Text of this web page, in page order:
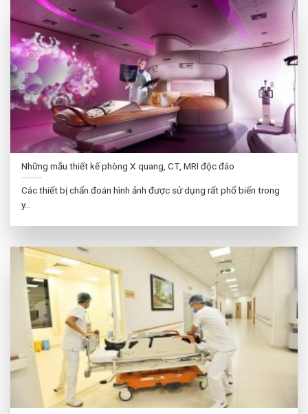
Những mẫu thiết kế phòng X quang, CT, MRI độc đáo
Các thiết bị chẩn đoán hình ảnh được sử dụng rất phổ biến trong
y...